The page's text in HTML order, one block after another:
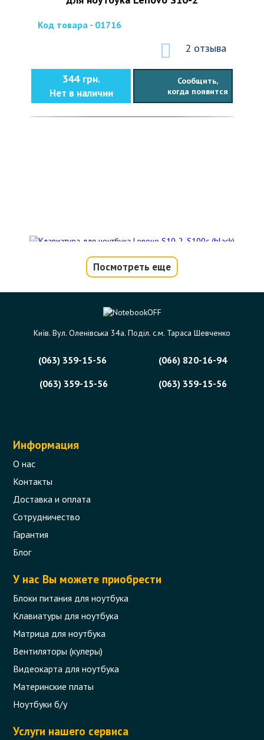
Код товара - 01716
2 отзыва
344 грн.
Нет в наличии
Сообщить,
когда появится
Клавиатура для ноутбука Lenovo S10-
2, S100c (black)
547 грн.
Сообщить,
когда появится
Посмотреть еще
Київ. Вул. Оленівська 34а. Поділ. с.м. Тараса Шевченко
(063) 359-15-56
(066) 820-16-94
(063) 359-15-56
(063) 359-15-56
Информация
О нас
Контакты
Доставка и оплата
Сотрудничество
Гарантия
Блог
У нас Вы можете приобрести
Блоки питания для ноутбука
Клавиатуры для ноутбука
Матрица для ноутбука
Вентиляторы (кулеры)
Видеокарта для ноутбука
Материнские платы
Ноутбуки б/у
Услуги нашего сервиса